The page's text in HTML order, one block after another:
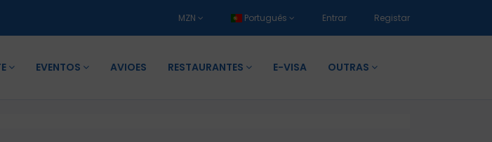
MZN Português Entrar Registar
EVENTOS AVIOES RESTAURANTES E-VISA OUTRAS